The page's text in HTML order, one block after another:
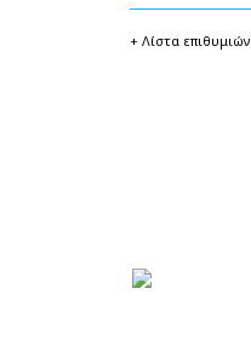
+ Λίστα επιθυμιών